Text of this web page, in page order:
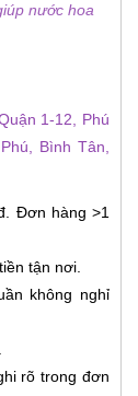
nước hoa
1-12, Phú
Bình Tân,
Đơn hàng >1
tận nơi.
không nghỉ
rõ trong đơn